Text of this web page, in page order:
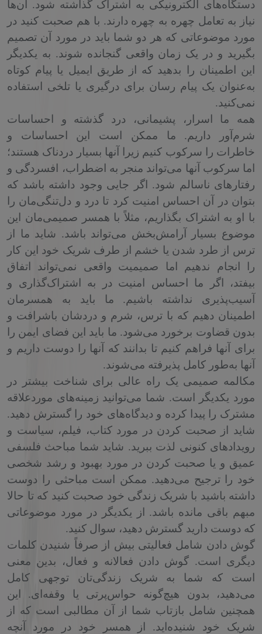
دستگاه‌های الکترونیکی به اشتراک گذاشته شود. آن‌ها
نیاز به تعامل چهره به چهره دارند. با هم صحبت کنید در
مورد موضوعاتی که هر دو شما باید در مورد آن تصمیم
بگیرید و در یک زمان واقعی گنجانده شوند. به یکدیگر
این اطمینان را بدهید که از طریق ایمیل یا پیام کوتاه
به‌عنوان یک پیام رسان برای درگیری یا تلخی استفاده
نمی‌کنید.
همه ما اسرار، پشیمانی، درد گذشته و احساسات
شرم‌آور داریم. ما ممکن است این احساسات و
خاطرات را سرکوب کنیم زیرا آنها بسیار دردناک هستند؛
اما سرکوب آنها می‌تواند منجر به اضطراب، افسردگی و
رفتارهای ناسالم شود. اگر جایی وجود داشته باشد که
بتوان در آن احساس امنیت کرد تا درد و دل‌تنگی‌مان را
با او به اشتراک بگذاریم، مثلاً با همسر صمیمی‌مان این
موضوع بسیار آرامش‌بخش می‌تواند باشد. شاید ما از
ترس از طرد شدن یا خشم از طرف شریک خود این کار
را انجام ندهیم اما صمیمیت واقعی نمی‌تواند اتفاق
بیفتد، اگر ما احساس امنیت در به اشتراک‌گذاری و
آسیب‌پذیری نداشته باشیم. ما باید به همسرمان
اطمینان دهیم که با ترس، شرم و دردشان باشرافت و
بدون قضاوت برخورد می‌شود. ما باید این فضای ایمن را
برای آنها فراهم کنیم تا بدانند که آنها را دوست داریم و
آنها به‌طور کامل پذیرفته می‌شوند.
مکالمه صمیمی یک‌ راه عالی برای شناخت بیشتر در
مورد یکدیگر است. شما می‌توانید زمینه‌های موردعلاقه
مشترک را پیدا کرده و دیدگاه‌های خود را گسترش دهید.
شاید از صحبت کردن در مورد کتاب‌، فیلم‌، سیاست‌ و
رویدادهای کنونی لذت ببرید. شاید شما مباحث فلسفی
عمیق و یا صحبت کردن در مورد بهبود و رشد شخصی
خود را ترجیح می‌دهید. ممکن است مباحثی را دوست
داشته باشید با شریک زندگی خود صحبت کنید که تا حالا
مبهم باقی مانده باشد. از یکدیگر در مورد موضوعاتی
که دوست دارید گسترش دهید، سوال کنید.
گوش دادن شامل فعالیتی بیش از صرفاً شنیدن کلمات
دیگری است. گوش دادن فعالانه و فعال، بدین معنی
است که شما به شریک زندگی‌تان توجهی کامل
می‌دهید، بدون هیچ‌گونه حواس‌پرتی یا وقفه‌ای. این
همچنین شامل بازتاب شما از آن مطالبی است که از
شریک خود شنیده‌اید. از همسر خود در مورد آنچه